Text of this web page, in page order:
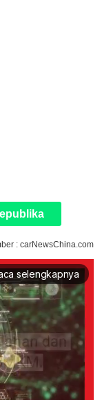
: carNewsChina.com
selengkapnya